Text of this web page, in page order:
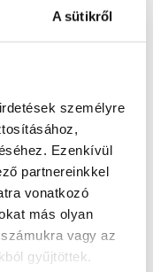
A sütikről
személyre
Ezenkívül
partnereinkkel
vonatkozó
más olyan
vagy az
gyűjtöttek.
10 990 Ft
információ